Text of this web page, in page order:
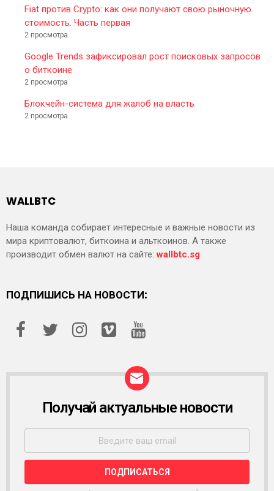
Fiat против Crypto: как они получают свою рыночную
стоимость. Часть первая
2 просмотра
Google Trends зафиксировал рост поисковых запросов
о биткоине
2 просмотра
Блокчейн-система для жалоб на власть
2 просмотра
WALLBTC
Наша команда собирает интересные и важные новости из
мира криптовалют, биткоина и альткоинов. А также
производит обмен валют на сайте:wallbtc.sg
ПОДПИШИСЬ НА НОВОСТИ:
С
Ы
К
Получай актуальные новости